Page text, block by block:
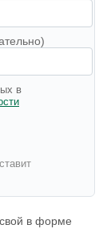
в
в форме